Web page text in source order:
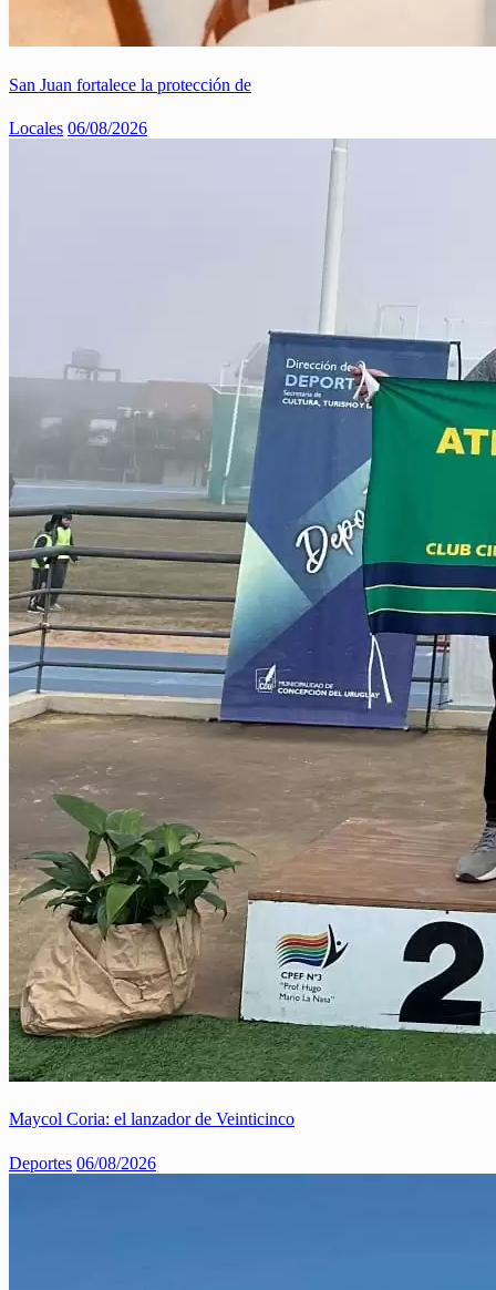
San Juan fortalece la protección de
Locales 06/08/2026
Maycol Coria: el lanzador de Veinticinco
Deportes 06/08/2026